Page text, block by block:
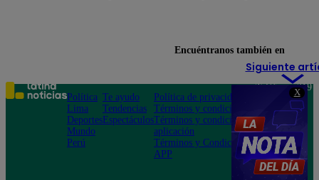
X
Siguiente
Encuéntranos también en
Política
Lima
Deportes
Mundo
Perú
Te ayudo
Tendencias
Espectáculos
Política de privacidad
Términos y condiciones
Términos y condiciones
aplicación
Términos y Condiciones
APP
Teléfono: 219
Av. San
Felipe 968
Jesús María